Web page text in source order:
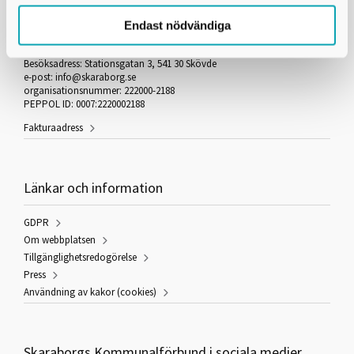
Endast nödvändiga
541 22 Skövde
Besöksadress: Stationsgatan 3, 541 30 Skövde
e-post: info@skaraborg.se
organisationsnummer: 222000-2188
PEPPOL ID: 0007:2220002188
Fakturaadress
Länkar och information
GDPR
Om webbplatsen
Tillgänglighetsredogörelse
Press
Användning av kakor (cookies)